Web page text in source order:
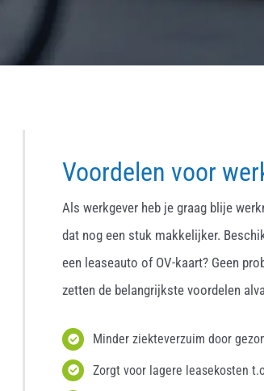
Voordelen voor
Als werkgever heb je graag blije
dat nog een stuk makkelijker.
een leaseauto of OV-kaart? Geen
zetten de belangrijkste voordelen
Minder ziekteverzuim door
Zorgt voor lagere leasekosten